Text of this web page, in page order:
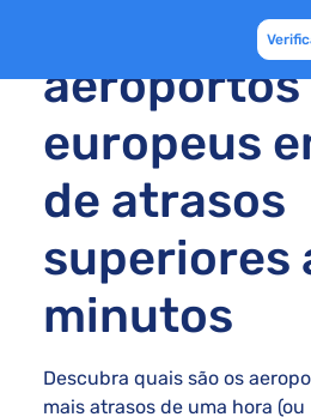
Os 10
aeroportos
europeus
de atrasos
superiores
minutos
Descubra quais são os
mais atrasos de uma hora (ou